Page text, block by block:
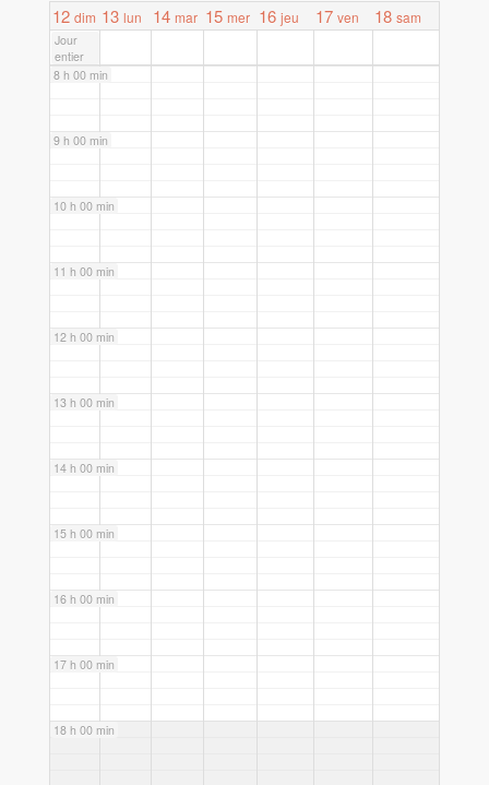
12 dim 13 lun 14 mar 15 mer 16 jeu 17 ven 18 sam
Jour
entier
7 h 00 min
8 h 00 min
9 h 00 min
10 h 00 min
11 h 00 min
12 h 00 min
13 h 00 min
14 h 00 min
15 h 00 min
16 h 00 min
17 h 00 min
18 h 00 min